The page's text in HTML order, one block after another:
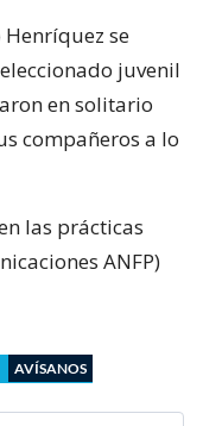
se
juvenil
en solitario
compañeros a lo
las prácticas
ANFP)
AVÍSANOS